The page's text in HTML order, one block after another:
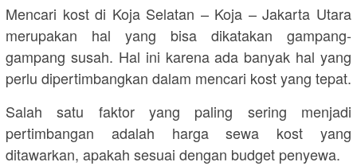
Mencari kost di Koja Selatan – Koja – Jakarta Utara
merupakan hal yang bisa dikatakan gampang-
gampang susah. Hal ini karena ada banyak hal yang
perlu dipertimbangkan dalam mencari kost yang tepat.
Salah satu faktor yang paling sering menjadi
pertimbangan adalah harga sewa kost yang
ditawarkan, apakah sesuai dengan budget penyewa.